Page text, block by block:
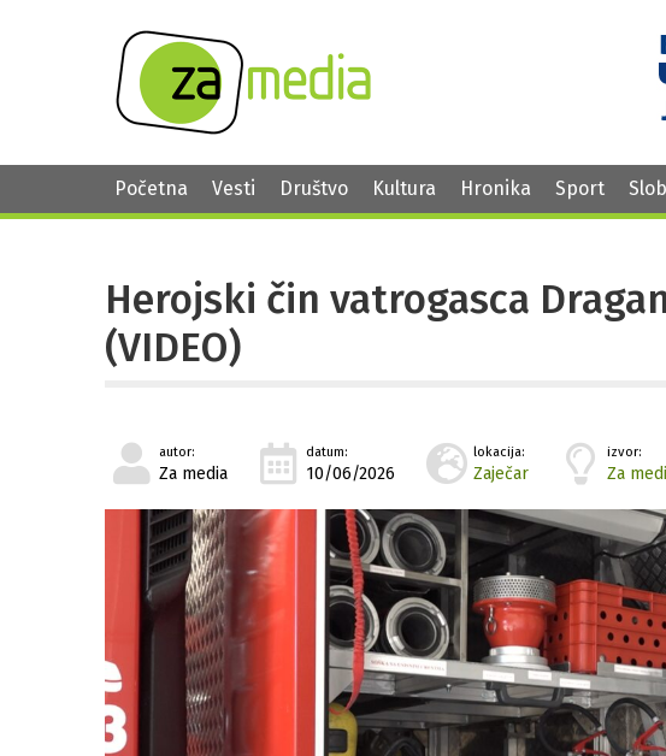
Početna Vesti Društvo Kultura Hronika Sport
Herojski čin vatrogasca
(VIDEO)
autor:
Za media
datum:
10/06/2026
lokacija:
Zaječar
izvor:
Za